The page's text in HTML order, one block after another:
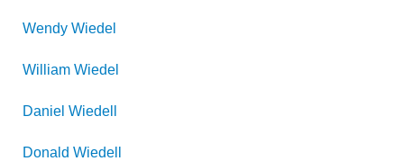
Wendy Wiedel
William Wiedel
Daniel Wiedell
Donald Wiedell